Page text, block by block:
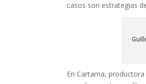
casos son estrategias
En Cartama,